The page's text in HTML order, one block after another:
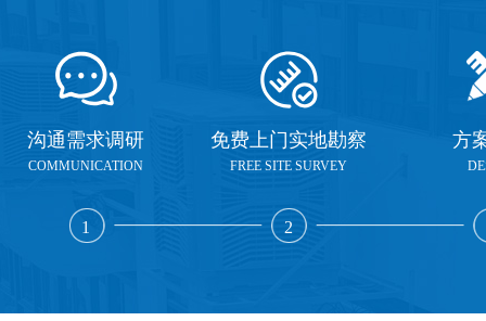
沟通需求调研
COMMUNICATION
1
免费上门实地勘察
FREE SITE SURVEY
2
方